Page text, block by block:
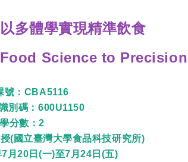
多體學實現精準飲食
Science to
號：CBA5116
別碼：600U1150
學分數：2
(國立臺灣大學食品科技研究所)
月20日(一)至7月24日(五)